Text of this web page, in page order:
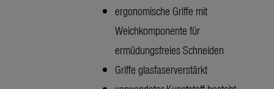
ergonomische Griffe mit
Weichkomponente für
ermüdungsfreies Schneiden
Griffe glasfaserverstärkt